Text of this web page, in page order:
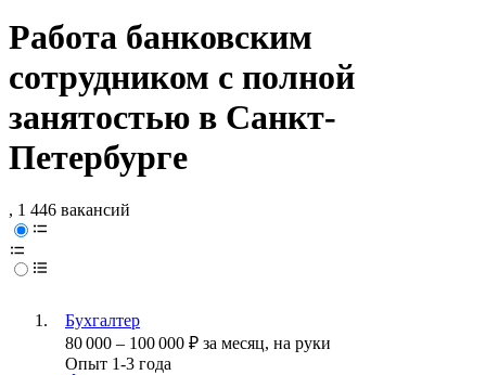
Работа банковским
сотрудником с полной
занятостью в Санкт-
Петербурге
, 1 446 вакансий
Бухгалтер
80 000 – 100 000 ₽ за месяц, на руки
Опыт 1-3 года